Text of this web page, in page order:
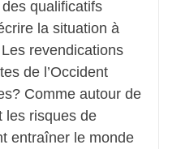
qualificatifs
la situation à
Les revendications
de l’Occident
Comme autour de
les risques de
entraîner le monde